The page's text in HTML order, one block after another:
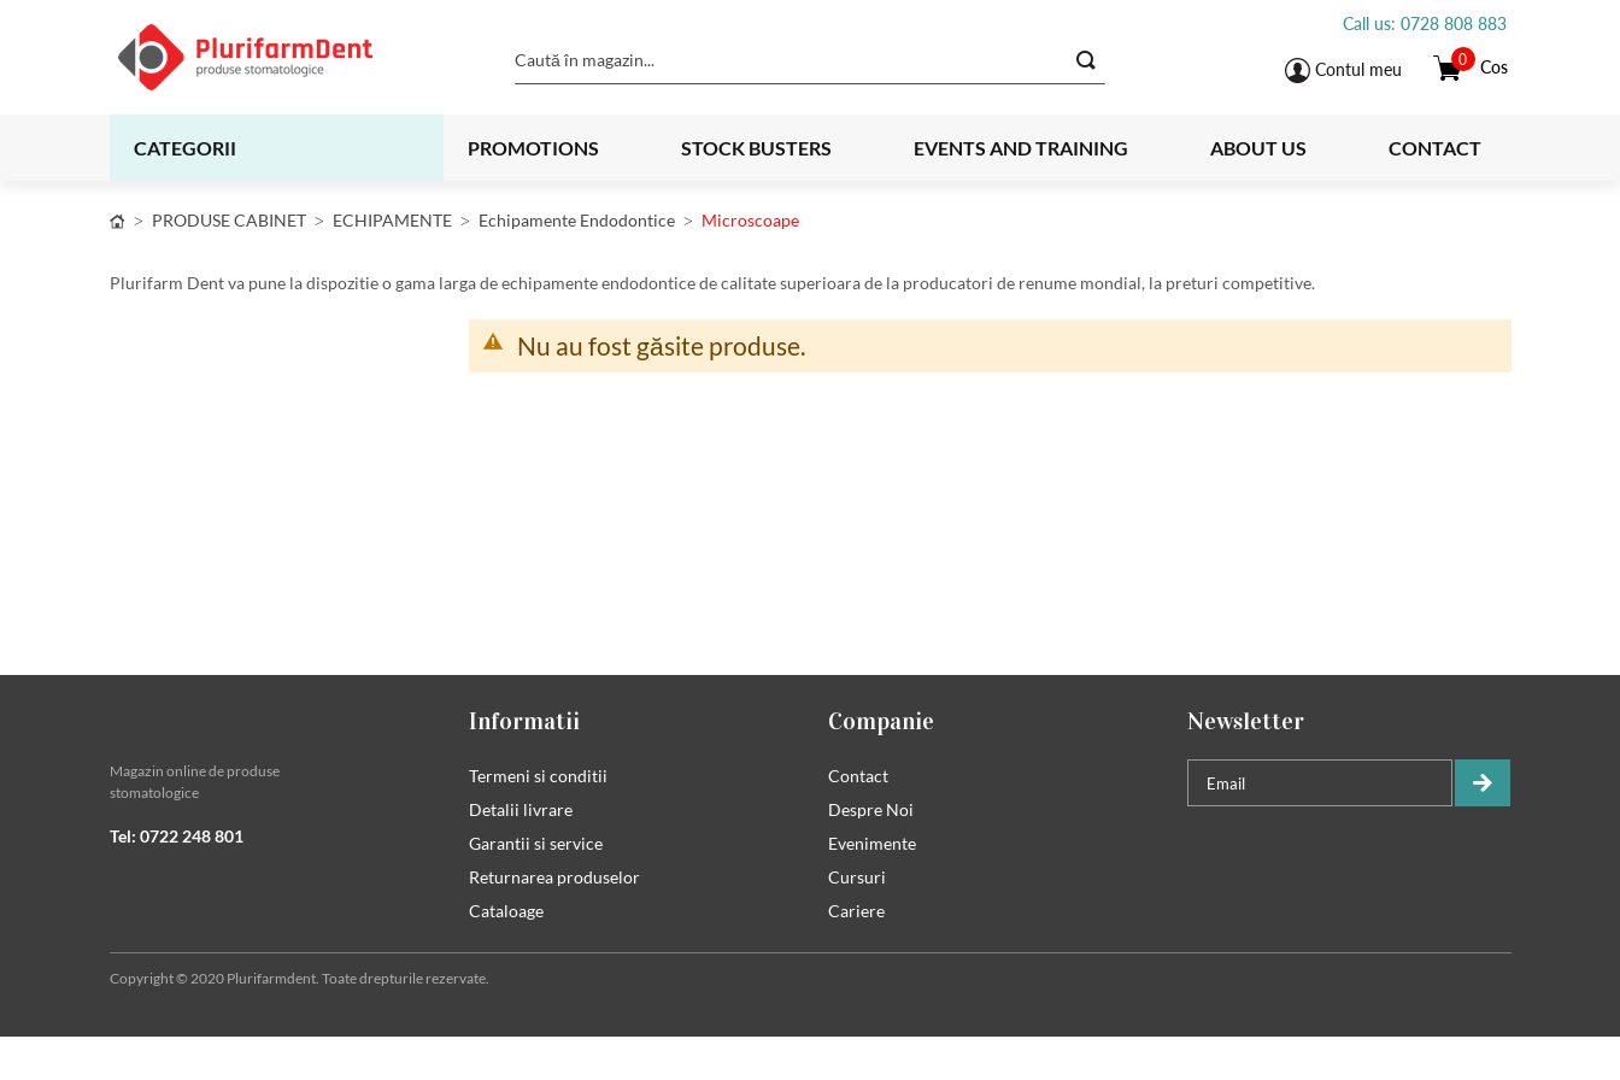
Cos
0
Contul meu
Call us: 0728 808 883
CATEGORII PROMOTIONS STOCK BUSTERS EVENTS AND TRAINING ABOUT US CONTACT
PRODUSE CABINET ECHIPAMENTE Echipamente Endodontice Microscoape
Plurifarm Dent va pune la dispozitie o gama larga de echipamente endodontice de calitate superioara de la producatori de renume mondial, la preturi competitive.
Nu au fost găsite produse.
Magazin online de produse
stomatologice
Tel: 0722 248 801
Informatii
Termeni si conditii
Detalii livrare
Garantii si service
Returnarea produselor
Cataloage
Companie
Contact
Despre Noi
Evenimente
Cursuri
Cariere
Newsletter
Copyright © 2020 Plurifarmdent. Toate drepturile rezervate.